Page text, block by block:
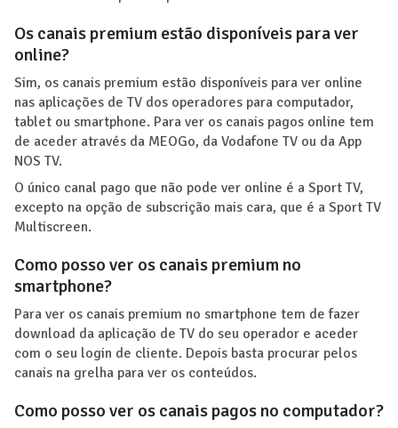
Os canais premium estão disponíveis para ver
online?
Sim, os canais premium estão disponíveis para ver online
nas aplicações de TV dos operadores para computador,
tablet ou smartphone. Para ver os canais pagos online tem
de aceder através da MEOGo, da Vodafone TV ou da App
NOS TV.
O único canal pago que não pode ver online é a Sport TV,
excepto na opção de subscrição mais cara, que é a Sport TV
Multiscreen.
Como posso ver os canais premium no
smartphone?
Para ver os canais premium no smartphone tem de fazer
download da aplicação de TV do seu operador e aceder
com o seu login de cliente. Depois basta procurar pelos
canais na grelha para ver os conteúdos.
Como posso ver os canais pagos no computador?